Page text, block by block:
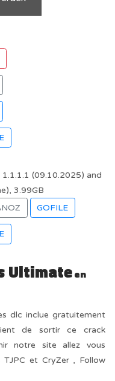
(09.10.2025) and
3.99GB
GOFILE
Ultimateen
dlc inclue gratuitement
de sortir ce crack
notre site allez vous
TJPC et CryZer , Follow